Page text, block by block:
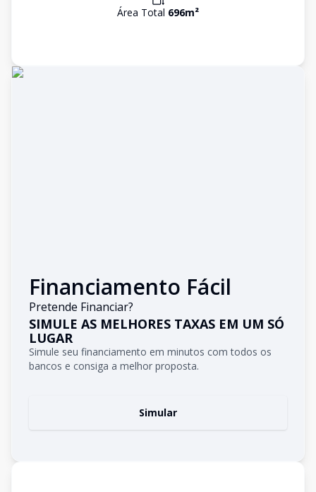
Área Total 696m²
Financiamento Fácil
Pretende Financiar?
SIMULE AS MELHORES TAXAS EM UM SÓ
LUGAR
Simule seu financiamento em minutos com todos os
bancos e consiga a melhor proposta.
Simular